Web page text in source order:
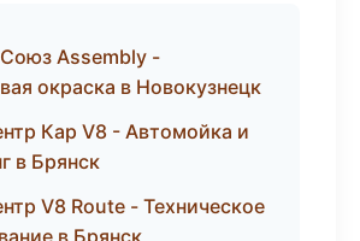
Assembly -
окраска в Новокузнецк
Кар V8 - Автомойка и
в Брянск
V8 Route - Техническое
в Брянск